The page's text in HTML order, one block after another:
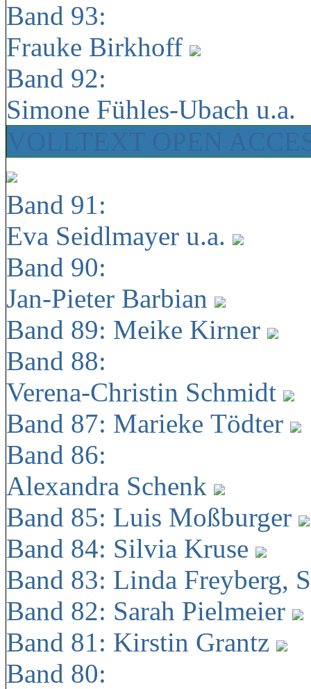
Band 93:
Frauke Birkhoff
Band 92:
Simone Fühles-Ubach u.a.
Band 91:
Eva Seidlmayer u.a.
Band 90:
Jan-Pieter Barbian
Band 89: Meike Kirner
Band 88:
Verena-Christin Schmidt
Band 87: Marieke Tödter
Band 86:
Alexandra Schenk
Band 85: Luis Moßburger
Band 84: Silvia Kruse
Band 83: Linda Freyberg,
Band 82: Sarah Pielmeier
Band 81: Kirstin Grantz
Band 80: